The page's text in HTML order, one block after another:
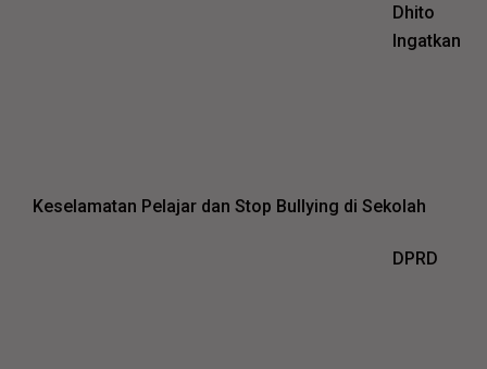
Dhito
Ingatkan
Keselamatan Pelajar dan Stop Bullying di Sekolah
DPRD